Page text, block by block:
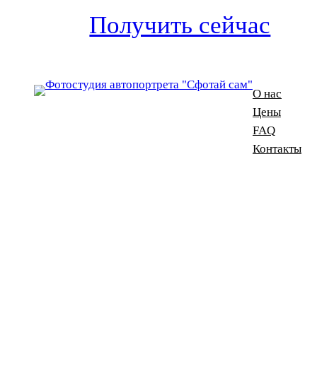
Получить сейчас
О нас
Цены
FAQ
Контакты